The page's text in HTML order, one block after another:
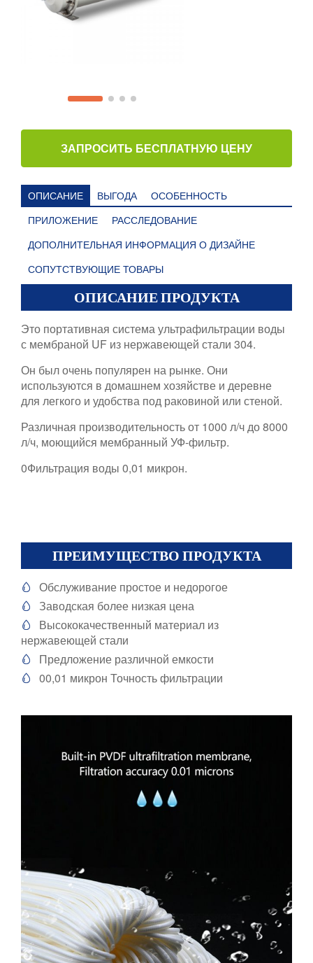
ЗАПРОСИТЬ БЕСПЛАТНУЮ ЦЕНУ
ОПИСАНИЕ ВЫГОДА
ОСОБЕННОСТЬ
ПРИЛОЖЕНИЕ
РАССЛЕДОВАНИЕ
ДОПОЛНИТЕЛЬНАЯ ИНФОРМАЦИЯ О ДИЗАЙНЕ
СОПУТСТВУЮЩИЕ ТОВАРЫ
ОПИСАНИЕ ПРОДУКТА
Это портативная система ультрафильтрации воды
с мембраной UF из нержавеющей стали 304.
Он был очень популярен на рынке. Они
используются в домашнем хозяйстве и деревне
для легкого и удобства под раковиной или стеной.
Различная производительность от 1000 л/ч до 8000
л/ч, моющийся мембранный УФ-фильтр.
0Фильтрация воды 0,01 микрон.
ПРЕИМУЩЕСТВО ПРОДУКТА
 Обслуживание простое и недорогое
 Заводская более низкая цена

Высококачественный материал из
нержавеющей стали
 Предложение различной емкости
 00,01 микрон Точность фильтрации